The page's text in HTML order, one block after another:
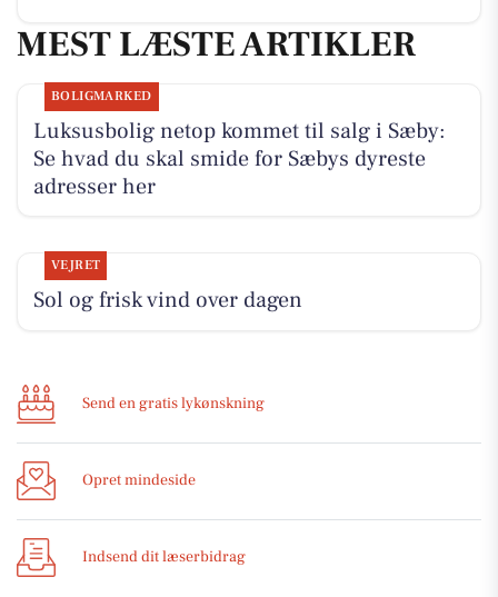
MEST LÆSTE ARTIKLER
BOLIGMARKED
Luksusbolig netop kommet til salg i Sæby:
Se hvad du skal smide for Sæbys dyreste
adresser her
VEJRET
Sol og frisk vind over dagen
Send en gratis lykønskning
Opret mindeside
Indsend dit læserbidrag